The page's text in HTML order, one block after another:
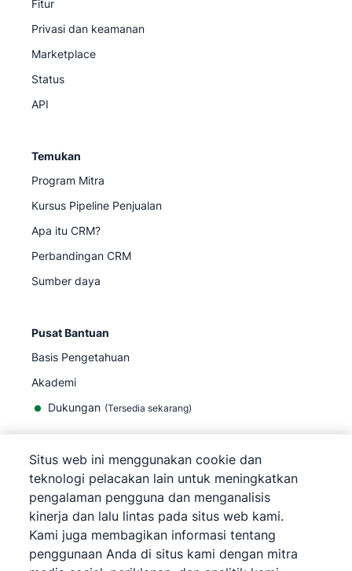
Fitur
Privasi dan keamanan
Marketplace
Status
API
Temukan
Program Mitra
Kursus Pipeline Penjualan
Apa itu CRM?
Perbandingan CRM
Sumber daya
Pusat Bantuan
Basis Pengetahuan
Akademi
Dukungan (Tersedia sekarang)
©2026Pipedrive
Pipedrive
Persyaratan Layanan
Pipedrive
Pemberitahuan Privasi
Peta situs
Situs web ini menggunakan cookie dan
teknologi pelacakan lain untuk meningkatkan
pengalaman pengguna dan menganalisis
kinerja dan lalu lintas pada situs web kami.
Kami juga membagikan informasi tentang
penggunaan Anda di situs kami dengan mitra